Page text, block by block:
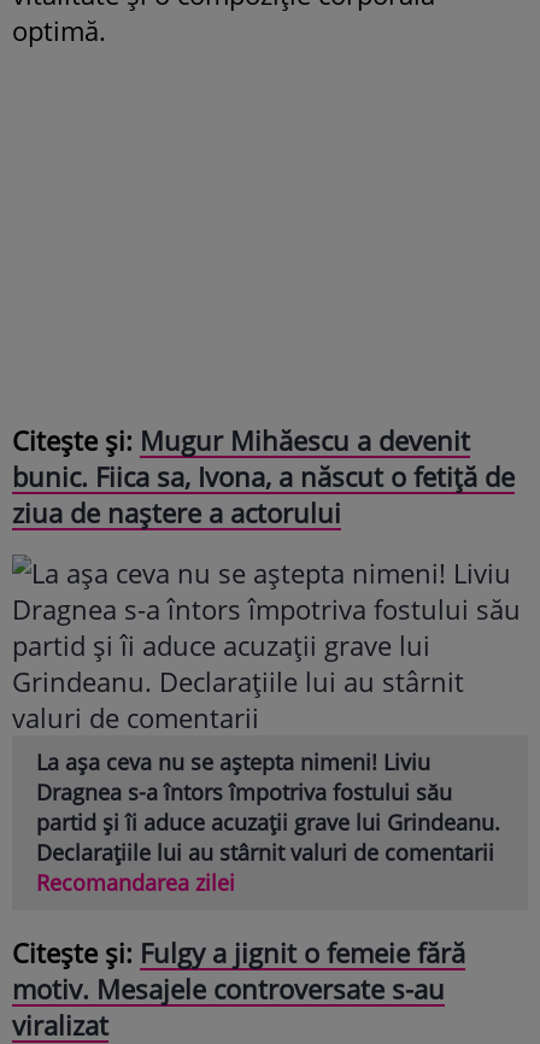
optimă.
Citește și: Mugur Mihăescu a devenit
bunic. Fiica sa, Ivona, a născut o fetiță de
ziua de naștere a actorului
La așa ceva nu se aștepta nimeni! Liviu
Dragnea s-a întors împotriva fostului său
partid și îi aduce acuzații grave lui Grindeanu.
Declarațiile lui au stârnit valuri de comentarii
Recomandarea zilei
Citește și: Fulgy a jignit o femeie fără
motiv. Mesajele controversate s-au
viralizat